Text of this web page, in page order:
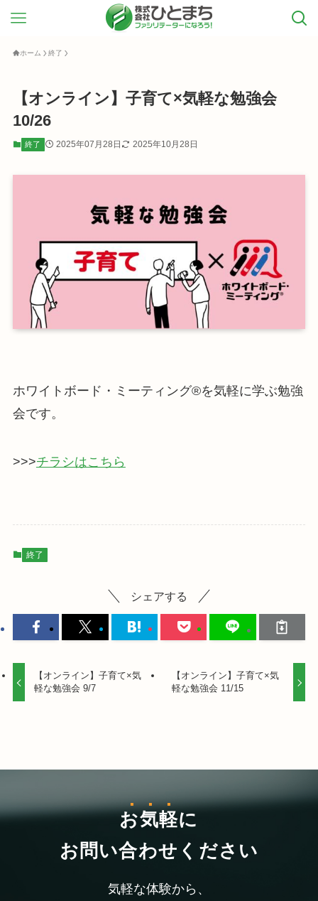
ホーム 終了
【オンライン】子育て×気軽な勉強会
10/26
終了 2025年07月28日 2025年10月28日
ホワイトボード・ミーティング®を気軽に学ぶ勉強
会です。
>>>チラシはこちら
終了
シェアする
【オンライン】子育て×気
軽な勉強会 9/7
【オンライン】子育て×気
軽な勉強会 11/15
お気軽に
お問い合わせください
気軽な体験から、